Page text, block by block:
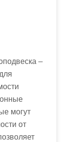
–
могут
от